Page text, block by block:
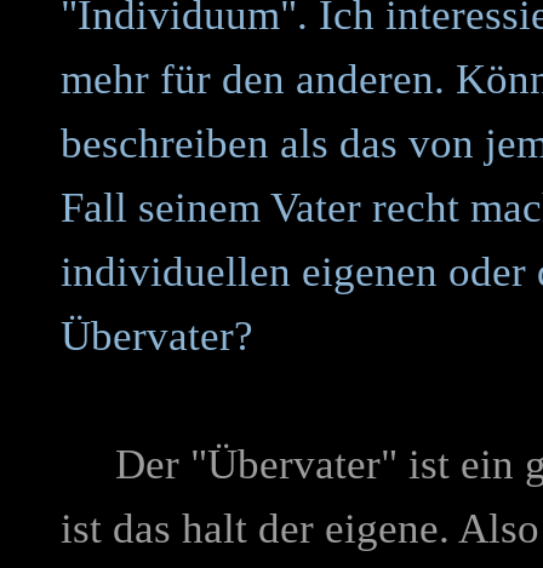
"Individuum". Ich
mehr für den anderen.
beschreiben als das von
Fall seinem Vater recht
individuellen eigenen oder
Übervater?
Der "Übervater" ist ein
ist das halt der eigene.